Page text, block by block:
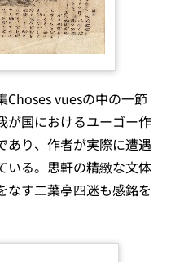
Choses vuesの中の一節
が国におけるユーゴー作
あり、作者が実際に遭遇
いる。思軒の精緻な文体
なす二葉亭四迷も感銘を